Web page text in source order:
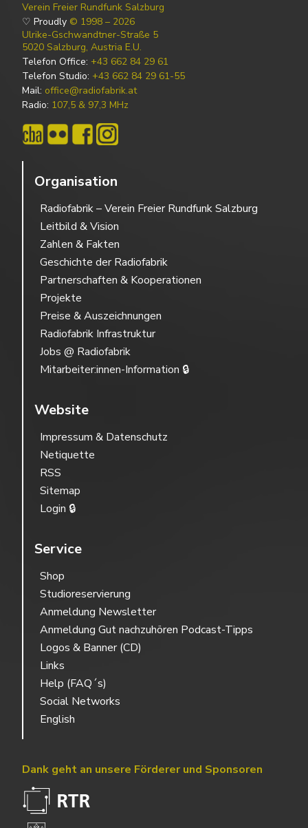
Verein Freier Rundfunk Salzburg
♡ Proudly © 1998 – 2026
Ulrike-Gschwandtner-Straße 5
5020 Salzburg, Austria E.U.
Telefon Office: +43 662 84 29 61
Telefon Studio: +43 662 84 29 61-55
Mail: office@radiofabrik.at
Radio: 107,5 & 97,3 MHz
Organisation
Radiofabrik – Verein Freier Rundfunk Salzburg
Leitbild & Vision
Zahlen & Fakten
Geschichte der Radiofabrik
Partnerschaften & Kooperationen
Projekte
Preise & Auszeichnungen
Radiofabrik Infrastruktur
Jobs @ Radiofabrik
Mitarbeiter:innen-Information 🔒
Website
Impressum & Datenschutz
Netiquette
RSS
Sitemap
Login 🔒
Service
Shop
Studioreservierung
Anmeldung Newsletter
Anmeldung Gut nachzuhören Podcast-Tipps
Logos & Banner (CD)
Links
Help (FAQ´s)
Social Networks
English
Dank geht an unsere Förderer und Sponsoren